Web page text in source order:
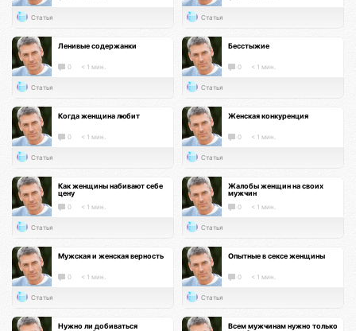
Статья Статья
Ленивые содержанки
0 < 1 мин.
Статья
Бесстыжие
0 < 1 мин.
Статья
Когда женщина любит
0 < 1 мин.
Статья
Женская конкуренция
0 < 1 мин.
Статья
Как женщины набивают себе
цену
0 < 1 мин.
Статья
Жалобы женщин на своих
мужчин
0 < 1 мин.
Статья
Мужская и женская верность
0 < 1 мин.
Статья
Опытные в сексе женщины
0 < 1 мин.
Статья
Нужно ли добиваться
Всем мужчинам нужно только